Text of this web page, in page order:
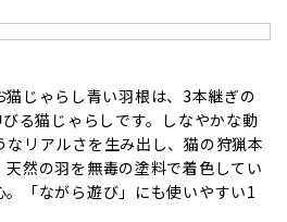
じゃらし青い羽根は、3本継ぎの
る猫じゃらしです。しなやかな動
なリアルさを生み出し、猫の狩猟本
然の羽を無毒の塗料で着色してい
「ながら遊び」にも使いやすい1